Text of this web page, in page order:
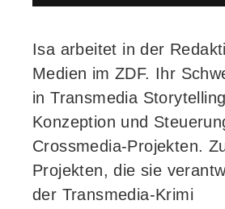
Isa arbeitet in der
Medien im ZDF. Ihr
in Transmedia
Konzeption und
Crossmedia-Projekten.
Projekten, die sie
der Transmedia-Krimi